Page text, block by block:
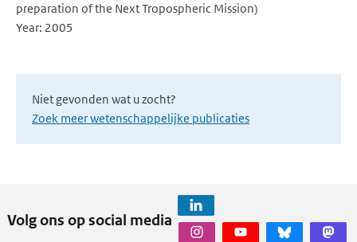
preparation of the Next Tropospheric Mission)
Year: 2005
Niet gevonden wat u zocht?
Zoek meer wetenschappelijke publicaties
Volg ons op social media